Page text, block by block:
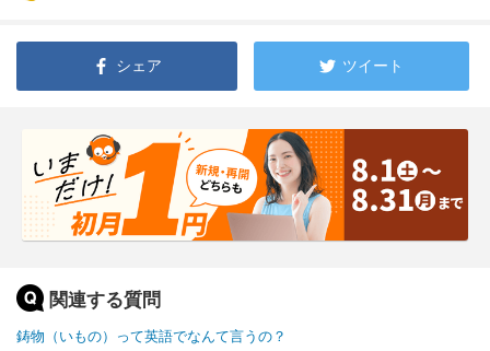
シェア ツイート
関連する質問
鋳物（いもの）って英語でなんて言うの？